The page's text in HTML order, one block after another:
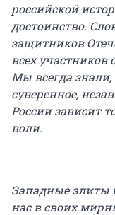
российской
достоинство.
защитников
всех
Мы всегда знали,
суверенное,
России зависит
воли.
Западные элиты
нас в своих